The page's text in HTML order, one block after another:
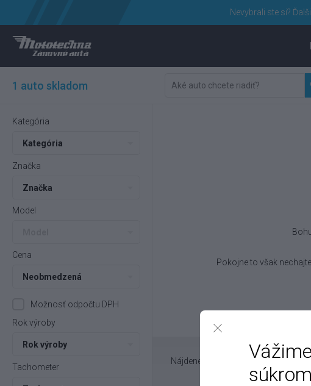
Nevybrali ste si?
1 auto skladom
Kategória
Kategória
Značka
Značka
Model
Cena
Neobmedzená
Možnosť odpočtu DPH
Rok výroby
Rok výroby
Tachometer
Pokojne to však
Nájdené